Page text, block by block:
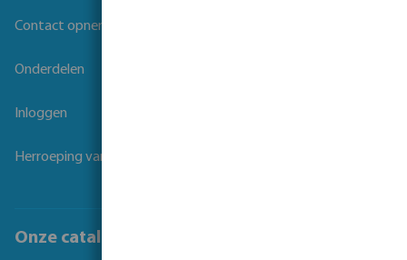
Contact opnemen
Onderdelen
Inloggen
Herroeping van overeenkomst
Onze catalogi